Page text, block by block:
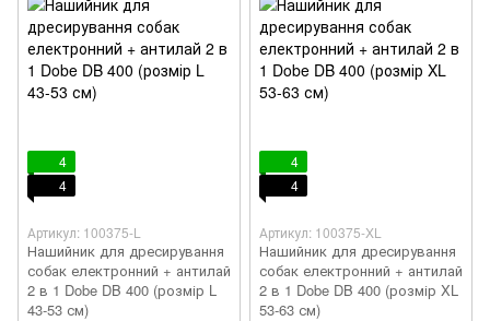
4
4
Артикул: 100375-L
Нашийник для дресирування
собак електронний + антилай
2 в 1 Dobe DB 400 (розмір L
43-53 см)
4
4
Артикул: 100375-XL
Нашийник для дресирування
собак електронний + антилай
2 в 1 Dobe DB 400 (розмір XL
53-63 см)